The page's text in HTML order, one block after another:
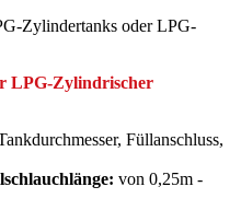
Zylindertanks oder LPG-
LPG-Zylindrischer
Füllanschluss,
von 0,25m -